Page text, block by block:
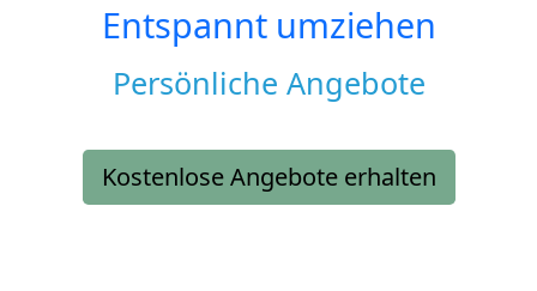
Entspannt umziehen
Persönliche Angebote
Kostenlose Angebote erhalten